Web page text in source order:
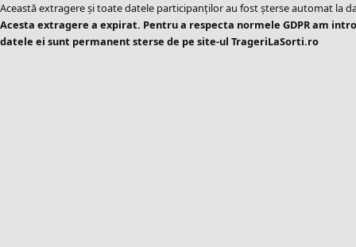
Această extragere și toate datele participanților au fost șterse automat la
Acesta extragere a expirat. Pentru a respecta normele GDPR am
datele ei sunt permanent sterse de pe site-ul TrageriLaSorti.ro